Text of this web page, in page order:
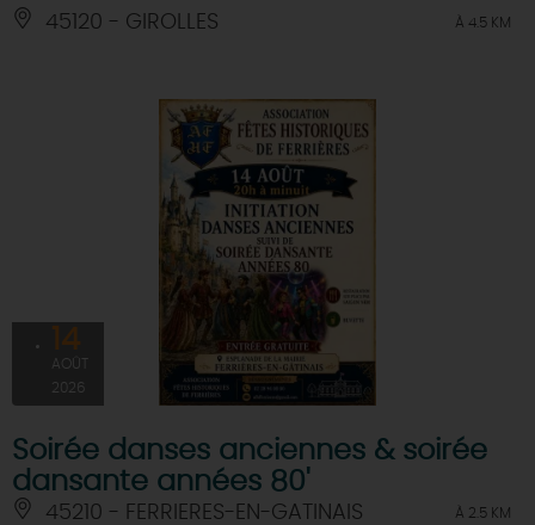
45120 - GIROLLES À 4.5 KM
14
AOÛT
2026
Soirée danses anciennes & soirée
dansante années 80'
45210 - FERRIERES-EN-GATINAIS À 2.5 KM